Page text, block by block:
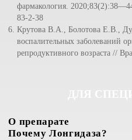
фармакология.
83-2-38
Крутова В.А., Болотова Е.В.,
воспалительных заболеваний
репродуктивного возраста //
О препарате
Почему Лонгидаза?